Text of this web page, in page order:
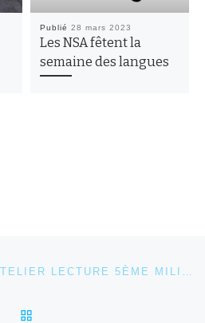
Publié 28 mars 2023
Les NSA fêtent la
semaine des langues
articles LES ÉLÈVES DE L’ATELIER LECTURE 5ÈME MILITENT POUR UNE BONNE CAUSE !